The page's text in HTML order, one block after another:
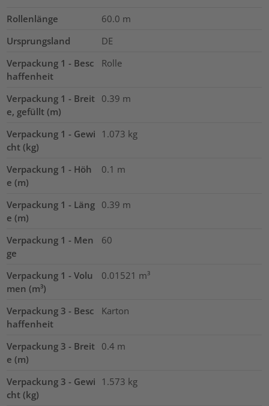
Rollenlänge
60.0 m
Ursprungsland
DE
Verpackung 1 - Besc
haffenheit
Rolle
Verpackung 1 - Breit
e, gefüllt (m)
0.39 m
Verpackung 1 - Gewi
cht (kg)
1.073 kg
Verpackung 1 - Höh
e (m)
0.1 m
Verpackung 1 - Läng
e (m)
0.39 m
Verpackung 1 - Men
ge
60
Verpackung 1 - Volu
men (m³)
0.01521 m³
Verpackung 3 - Besc
haffenheit
Karton
Verpackung 3 - Breit
e (m)
0.4 m
Verpackung 3 - Gewi
cht (kg)
1.573 kg